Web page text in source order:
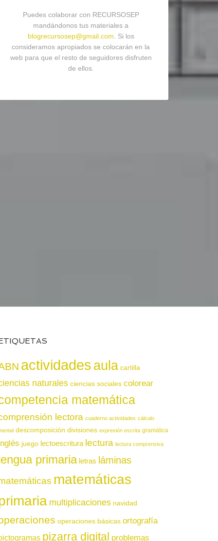
Puedes colaborar con RECURSOSEP
mandándonos tus materiales a
blogrecursosep@gmail.com . Si los
consideramos apropiados se colocarán en la
web para que el resto de seguidores disfruten
de ellos.
actividadesaula cartilla
naturales ciencias sociales colorear
matemática
lectora cuaderno actividades cálculo
descomposición divisiones expresión escrita gramática
juego lectoescritura lectura lectura comprensiva
primaria letras láminas
matemáticas
multiplicaciones navidad
operaciones básicas ortografía
pizarra digital problemas